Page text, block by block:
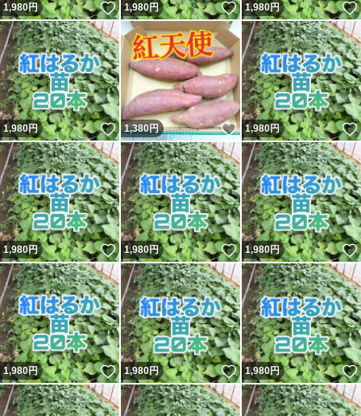
1,980円 いいね！
1,980円 いいね！
1,980円
1,980円 いいね！
1,380円 いいね！
1,980円
1,980円 いいね！
1,980円 いいね！
1,980円
1,980円 いいね！
1,980円 いいね！
1,980円